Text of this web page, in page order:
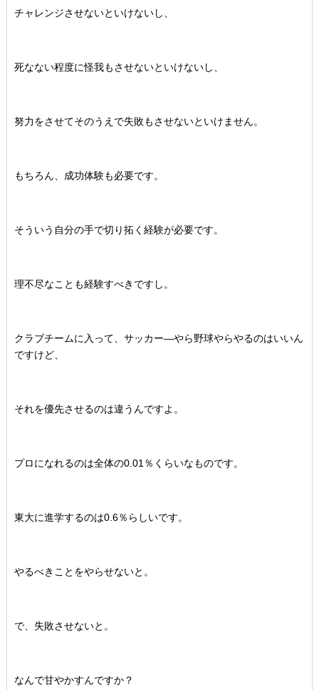
チャレンジさせないといけないし、
死なない程度に怪我もさせないといけないし、
努力をさせてそのうえで失敗もさせないといけません。
もちろん、成功体験も必要です。
そういう自分の手で切り拓く経験が必要です。
理不尽なことも経験すべきですし。
クラブチームに入って、サッカー―やら野球やらやるのはいいん
ですけど、
それを優先させるのは違うんですよ。
プロになれるのは全体の0.01％くらいなものです。
東大に進学するのは0.6％らしいです。
やるべきことをやらせないと。
で、失敗させないと。
なんで甘やかすんですか？